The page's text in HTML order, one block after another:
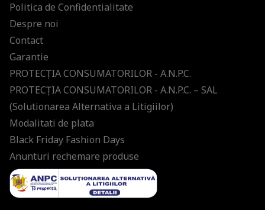
Politica de Confidentialitate
Despre noi
Contact
Garantie
PROTECŢIA CONSUMATORILOR - A.N.P.C.
PROTECŢIA CONSUMATORILOR - A.N.P.C. – SAL
(Solutionarea Alternativa a Litigiilor)
Modalitati de plata
Black Friday Fashion Days
Anunturi rechemare produse